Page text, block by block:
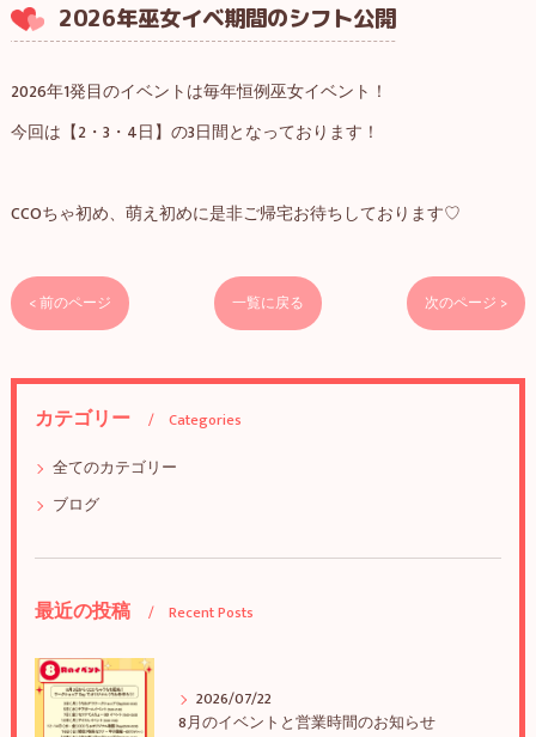
2026年巫女イベ期間のシフト公開
2026年1発目のイベントは毎年恒例巫女イベント！
今回は【2・3・4日】の3日間となっております！
CCOちゃ初め、萌え初めに是非ご帰宅お待ちしております♡
< 前のページ 一覧に戻る 次のページ >
カテゴリー
Categories
全てのカテゴリー
ブログ
最近の投稿 Recent Posts
2026/07/22
8月のイベントと営業時間のお知らせ